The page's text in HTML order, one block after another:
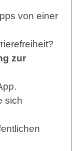
von einer
zur
sich